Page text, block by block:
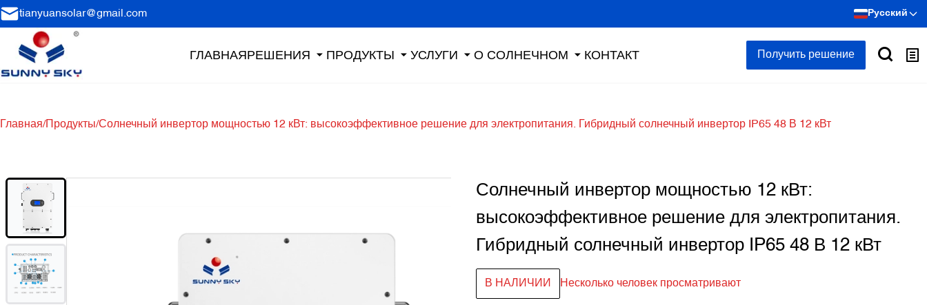
tianyuansolar@gmail.com Русский
ГЛАВНАЯРЕШЕНИЯ ПРОДУКТЫ УСЛУГИ О СОЛНЕЧНОМ КОНТАКТ Получить решение
Главная/Продукты/Солнечный инвертор мощностью 12 кВт: высокоэффективное решение для электропитания. Гибридный солнечный инвертор IP65 48 В 12 кВт
Солнечный инвертор мощностью 12 кВт:
высокоэффективное решение для электропитания.
Гибридный солнечный инвертор IP65 48 В 12 кВт
В НАЛИЧИИ Несколько человек просматривают